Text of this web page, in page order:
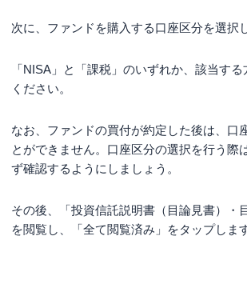
次に、ファンドを購入する口座区分を選択
「NISA」と「課税」のいずれか、該当す
ください。
なお、ファンドの買付が約定した後は、口
とができません。口座区分の選択を行う際
ず確認するようにしましょう。
その後、「投資信託説明書（目論見書）・
を閲覧し、「全て閲覧済み」をタップします